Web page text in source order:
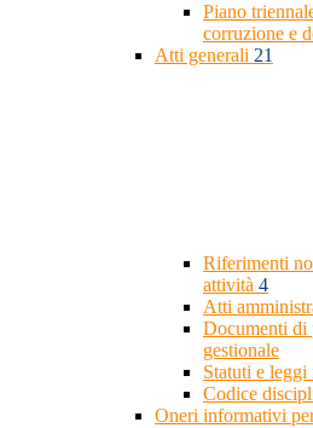
Piano
corruzione e
Atti generali 21
Riferimenti
attività 4
Atti
Documenti di
gestionale
Statuti e leggi
Codice
Oneri informativi